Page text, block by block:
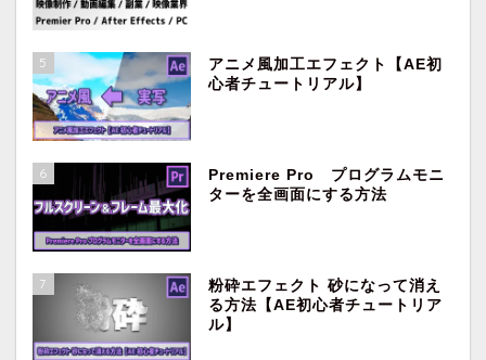
5
アニメ風加工エフェクト【AE初
心者チュートリアル】
6
Premiere Pro プログラムモニ
ターを全画面にする方法
7
粉砕エフェクト 砂になって消え
る方法【AE初心者チュートリア
ル】
映像制作・動画編集
Premiere Pro